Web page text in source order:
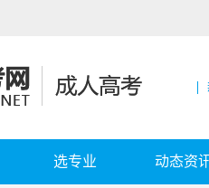
选专业 动态资